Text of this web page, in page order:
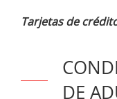
Tarjetas de
DE